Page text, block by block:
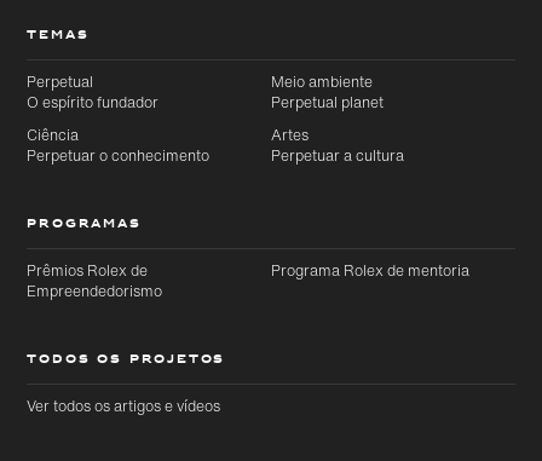
TEMAS
Perpetual
O espírito fundador
Meio ambiente
Perpetual planet
Ciência
Perpetuar o conhecimento
Artes
Perpetuar a cultura
PROGRAMAS
Prêmios Rolex de
Empreendedorismo
Programa Rolex de mentoria
TODOS OS PROJETOS
Ver todos os artigos e vídeos